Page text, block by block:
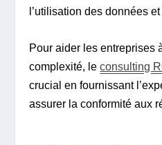
l’utilisation des données
Pour aider les entreprises
complexité, leconsulting
crucial en fournissant
assurer la conformité aux